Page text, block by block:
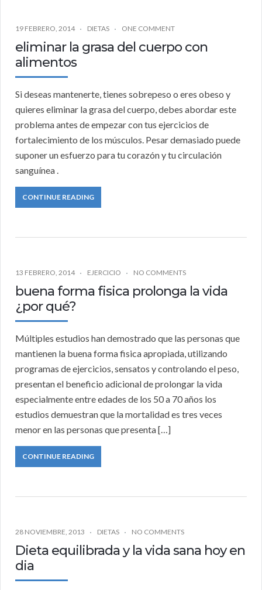
19 FEBRERO, 2014 DIETAS ONE COMMENT
eliminar la grasa del cuerpo con
alimentos
Si deseas mantenerte, tienes sobrepeso o eres obeso y
quieres eliminar la grasa del cuerpo, debes abordar este
problema antes de empezar con tus ejercicios de
fortalecimiento de los músculos. Pesar demasiado puede
suponer un esfuerzo para tu corazón y tu circulación
sanguínea .
CONTINUE READING
13 FEBRERO, 2014 EJERCICIO NO COMMENTS
buena forma fisica prolonga la vida
¿por qué?
Múltiples estudios han demostrado que las personas que
mantienen la buena forma fisica apropiada, utilizando
programas de ejercicios, sensatos y controlando el peso,
presentan el beneficio adicional de prolongar la vida
especialmente entre edades de los 50 a 70 años los
estudios demuestran que la mortalidad es tres veces
menor en las personas que presenta […]
CONTINUE READING
28 NOVIEMBRE, 2013 DIETAS NO COMMENTS
Dieta equilibrada y la vida sana hoy en
dia